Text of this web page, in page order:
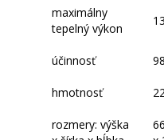
maximálny
tepelný výkon
účinnosť
hmotnosť
rozmery: výška